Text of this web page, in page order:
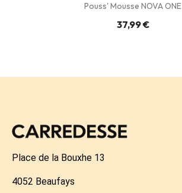
Pouss' Mousse NOVA ONE
37,99 €
Place de la Bouxhe 13
4052 Beaufays